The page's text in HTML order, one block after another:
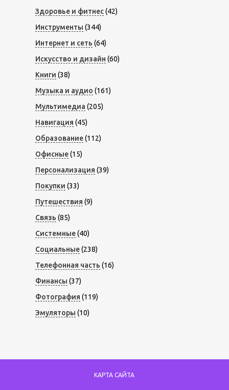
Здоровье и фитнес(42)
Инструменты (344)
Интернет и сеть (64)
Искусство и дизайн (60)
Книги (38)
Музыка и аудио (161)
Мультимедиа (205)
Навигация (45)
Образование(112)
Офисные(15)
Персонализация (39)
Покупки (33)
Путешествия (9)
Связь (85)
Системные(40)
Социальные(238)
Телефонная часть (16)
Финансы (37)
Фотография (119)
Эмуляторы (10)
КАРТА САЙТА